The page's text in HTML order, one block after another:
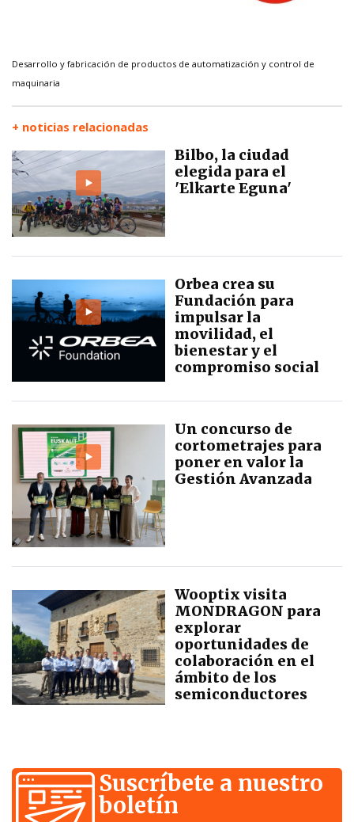
Desarrollo y fabricación de productos de automatización y control de
maquinaria
+ noticias relacionadas
Bilbo, la ciudad
elegida para el
'Elkarte Eguna'
Orbea crea su
Fundación para
impulsar la
movilidad, el
bienestar y el
compromiso social
Un concurso de
cortometrajes para
poner en valor la
Gestión Avanzada
Wooptix visita
MONDRAGON para
explorar
oportunidades de
colaboración en el
ámbito de los
semiconductores
Suscríbete a nuestro
boletín